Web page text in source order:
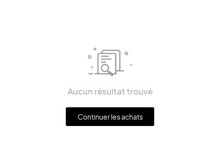
Aucun résultat trouvé
Continuer les achats